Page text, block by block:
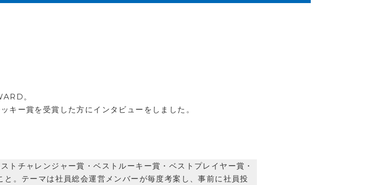
。
キー賞を受賞した方にインタビューをしました。
トチャレンジャー賞・ベストルーキー賞・ベストプレイヤー賞・
。テーマは社員総会運営メンバーが毎度考案し、事前に社員投